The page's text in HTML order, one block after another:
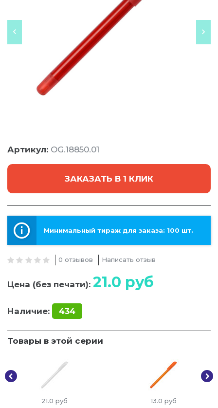
Артикул: OG.18850.01
ЗАКАЗАТЬ В 1 КЛИК
Минимальный тираж для заказа: 100 шт.
0 отзывов Написать отзыв
Цена (без печати): 21.0 руб
Наличие: 434
Товары в этой серии
21.0 руб 13.0 руб